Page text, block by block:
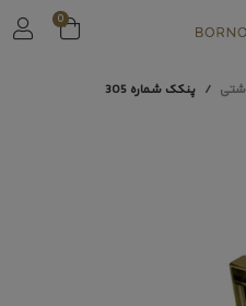
0
پنکک شماره 305